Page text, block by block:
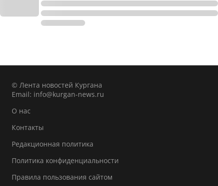
© Лента новостей Кургана
Email: info@kurgan-news.ru
О нас
Контакты
Редакционная политика
Политика конфиденциальности
Правила пользования сайтом